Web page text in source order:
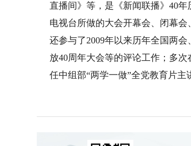
直播间》等，是《新闻联播》40
电视台所做的大会开幕会、闭幕
还参与了2009年以来历年全国两
放40周年大会等的评论工作；多
任中组部“两学一做”全党教育片主